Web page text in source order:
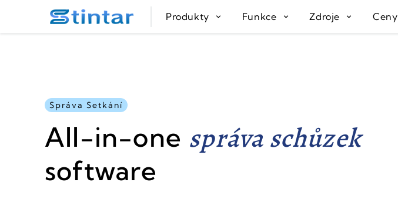
Produkty Funkce Zdroje Ceny
Správa Setkání
All-in-one správa schůzek
software